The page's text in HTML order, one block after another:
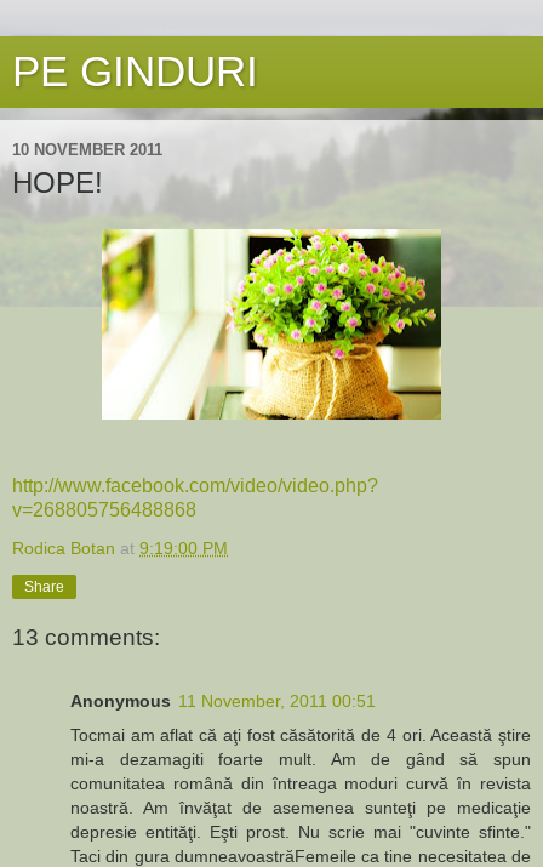
PE GINDURI
10 NOVEMBER 2011
HOPE!
http://www.facebook.com/video/video.php?
v=268805756488868
Rodica Botan at 9:19:00 PM
Share
13 comments:
Anonymous 11 November, 2011 00:51
Tocmai am aflat că aţi fost căsătorită de 4 ori. Această ştire
mi-a dezamagiti foarte mult. Am de gând să spun
comunitatea română din întreaga moduri curvă în revista
noastră. Am învăţat de asemenea sunteţi pe medicaţie
depresie entităţi. Eşti prost. Nu scrie mai "cuvinte sfinte."
Taci din gura dumneavoastrăFemeile ca tine necesitatea de